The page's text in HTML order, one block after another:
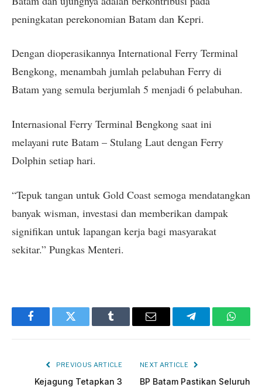
peningkatan perekonomian Batam dan Kepri.
Dengan dioperasikannya International Ferry Terminal
Bengkong, menambah jumlah pelabuhan Ferry di
Batam yang semula berjumlah 5 menjadi 6 pelabuhan.
Internasional Ferry Terminal Bengkong saat ini
melayani rute Batam – Stulang Laut dengan Ferry
Dolphin setiap hari.
“Tepuk tangan untuk Gold Coast semoga mendatangkan
banyak wisman, investasi dan memberikan dampak
signifikan untuk lapangan kerja bagi masyarakat
sekitar.” Pungkas Menteri.
FacebookTwitter Tumblr Email Telegram
PREVIOUS ARTICLE
Kejagung Tetapkan 3
NEXT ARTICLE
BP Batam Pastikan Seluruh